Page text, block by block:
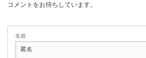
コメントをお待ちしています。
名前